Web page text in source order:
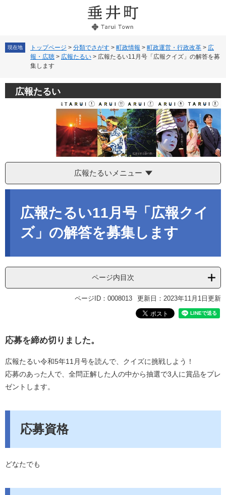
本
現在地 トップページ > 分類でさがす > 町政情報 > 町政運営・行政改革 > 広
報・広聴 > 広報たるい > 広報たるい11月号「広報クイズ」の解答を募
集します
広報たるい
広報たるいメニュー
広報たるい11月号「広報クイ
ズ」の解答を募集します
ページ内目次
ページID：0008013 更新日：2023年11月1日更新
応募を締め切りました。
広報たるい令和5年11月号を読んで、クイズに挑戦しよう！
応募のあった人で、全問正解した人の中から抽選で3人に賞品をプレ
ゼントします。
応募資格
どなたでも